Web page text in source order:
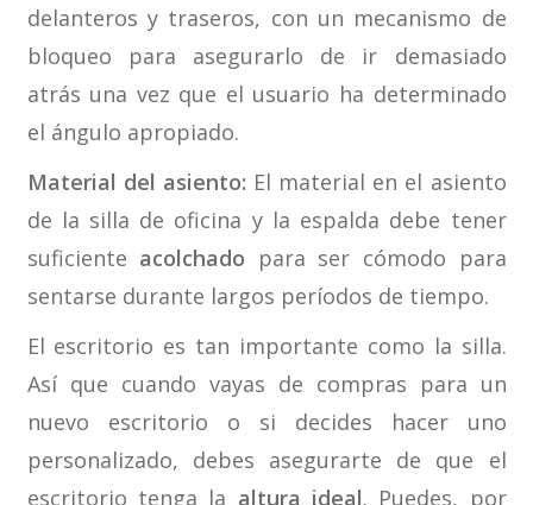
delanteros y traseros, con un mecanismo de
bloqueo para asegurarlo de ir demasiado
atrás una vez que el usuario ha determinado
el ángulo apropiado.
Material del asiento: El material en el asiento
de la silla de oficina y la espalda debe tener
suficiente acolchado para ser cómodo para
sentarse durante largos períodos de tiempo.
El escritorio es tan importante como la silla.
Así que cuando vayas de compras para un
nuevo escritorio o si decides hacer uno
personalizado, debes asegurarte de que el
escritorio tenga la altura ideal. Puedes, por